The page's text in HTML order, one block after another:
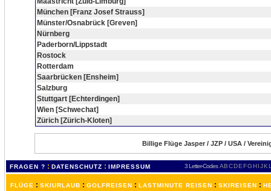
München [Franz Josef Strauss]
Münster/Osnabrück [Greven]
Nürnberg
Paderborn/Lippstadt
Rostock
Rotterdam
Saarbrücken [Ensheim]
Salzburg
Stuttgart [Echterdingen]
Wien [Schwechat]
Zürich [Zürich-Kloten]
Billige Flüge Jasper / JZP / USA /
FRAGEN ? : DATENSCHUTZ : IMPRESSUM 3 Letter-Codes ABCDEFGH IJKL
FLÜGE : SKIURLAUB : GOLFREISEN : LASTMINUTE REISEN : SKIREISEN :